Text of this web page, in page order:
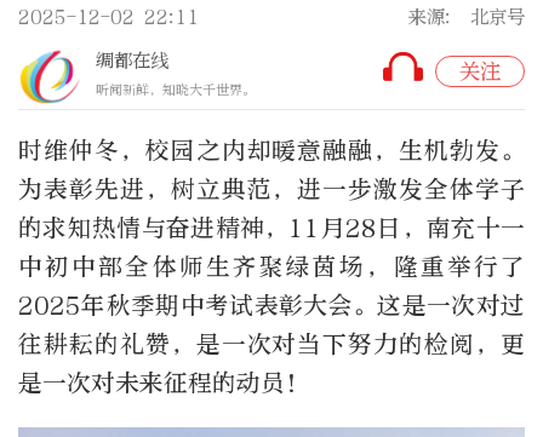
2025-12-02 22:11
来源: 北京号
绸都在线
听闻新鲜，知晓大千世界。
关注
时维仲冬，校园之内却暖意融融，生机勃发。
为表彰先进，树立典范，进一步激发全体学子
的求知热情与奋进精神，11月28日，南充十一
中初中部全体师生齐聚绿茵场，隆重举行了
2025年秋季期中考试表彰大会。这是一次对过
往耕耘的礼赞，是一次对当下努力的检阅，更
是一次对未来征程的动员!